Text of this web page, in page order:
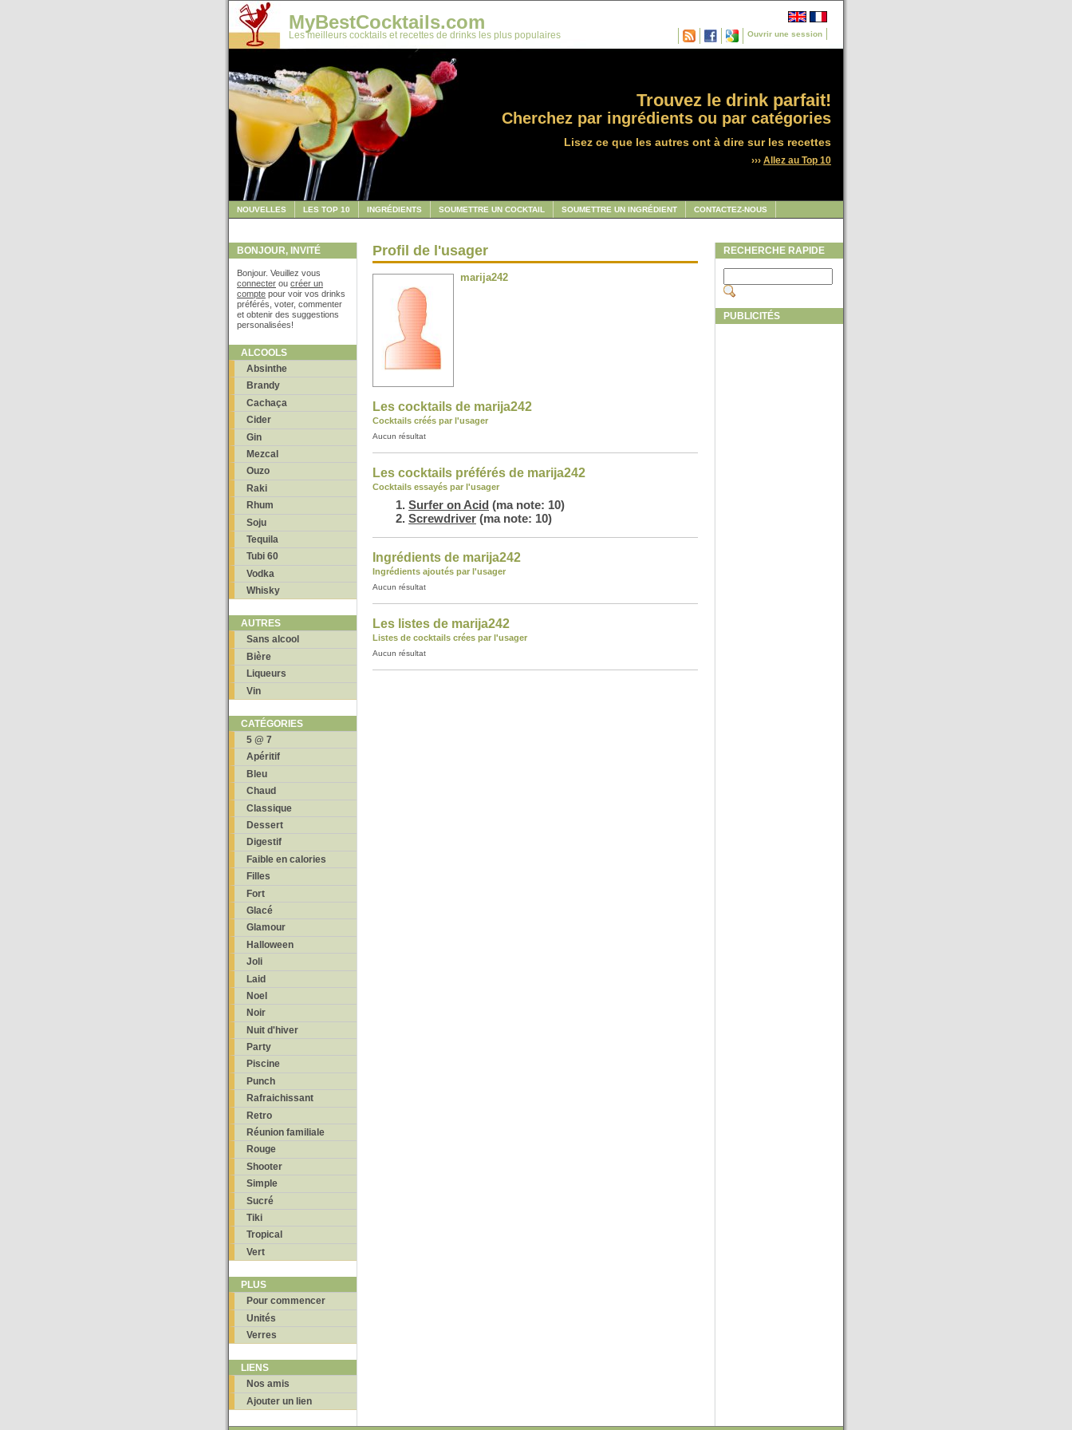
Ouvrir une session
MyBestCocktails.com
Les meilleurs cocktails et recettes de drinks les plus populaires
Trouvez le drink parfait!
Cherchez par ingrédients ou par catégories
Lisez ce que les autres ont à dire sur les recettes
››› Allez au Top 10
NOUVELLES LES TOP 10 INGRÉDIENTS SOUMETTRE UN COCKTAIL SOUMETTRE UN INGRÉDIENT CONTACTEZ-NOUS
BONJOUR, INVITÉ
Bonjour. Veuillez vous
connecter ou créer un
compte pour voir vos drinks
préférés, voter, commenter
et obtenir des suggestions
personalisées!
ALCOOLS
Absinthe
Brandy
Cachaça
Cider
Gin
Mezcal
Ouzo
Raki
Rhum
Soju
Tequila
Tubi 60
Vodka
Whisky
AUTRES
Sans alcool
Bière
Liqueurs
Vin
CATÉGORIES
5 @ 7
Apéritif
Bleu
Chaud
Classique
Dessert
Digestif
Faible en calories
Filles
Fort
Glacé
Glamour
Halloween
Joli
Laid
Noel
Noir
Nuit d'hiver
Party
Piscine
Punch
Rafraichissant
Retro
Réunion familiale
Rouge
Shooter
Simple
Sucré
Tiki
Tropical
Vert
PLUS
Pour commencer
Unités
Verres
LIENS
Nos amis
Ajouter un lien
Profil de l'usager
marija242
Les cocktails de marija242
Cocktails créés par l'usager
Aucun résultat
Les cocktails préférés de marija242
Cocktails essayés par l'usager
Surfer on Acid (ma note: 10)
Screwdriver (ma note: 10)
Ingrédients de marija242
Ingrédients ajoutés par l'usager
Aucun résultat
Les listes de marija242
Listes de cocktails crées par l'usager
Aucun résultat
RECHERCHE RAPIDE
PUBLICITÉS